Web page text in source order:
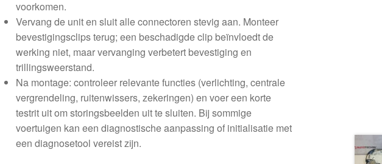
voorkomen.
Vervang de unit en sluit alle connectoren stevig aan. Monteer
bevestigingsclips terug; een beschadigde clip beïnvloedt de
werking niet, maar vervanging verbetert bevestiging en
trillingsweerstand.
Na montage: controleer relevante functies (verlichting, centrale
vergrendeling, ruitenwissers, zekeringen) en voer een korte
testrit uit om storingsbeelden uit te sluiten. Bij sommige
voertuigen kan een diagnostische aanpassing of initialisatie met
een diagnosetool vereist zijn.